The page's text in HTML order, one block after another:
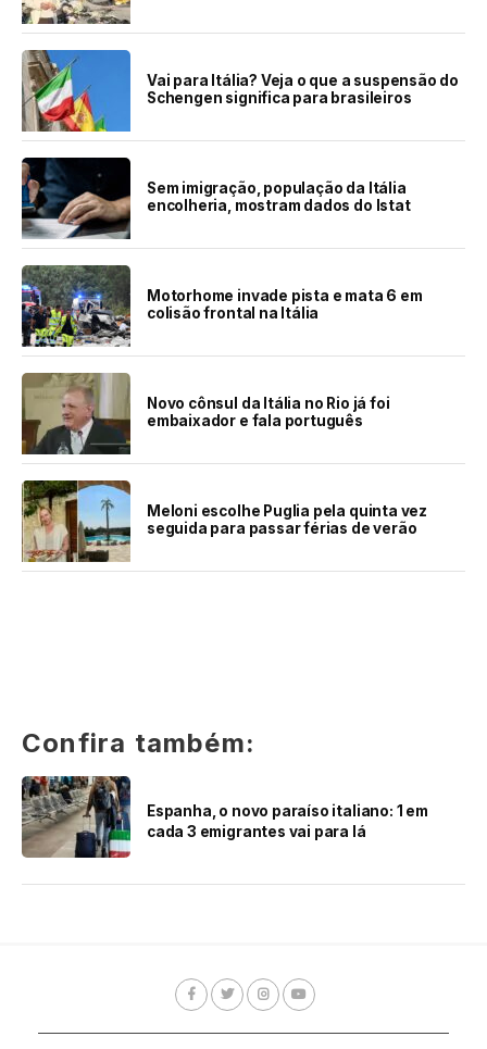
Vai para Itália? Veja o que a suspensão do
Schengen significa para brasileiros
Sem imigração, população da Itália
encolheria, mostram dados do Istat
Motorhome invade pista e mata 6 em
colisão frontal na Itália
Novo cônsul da Itália no Rio já foi
embaixador e fala português
Meloni escolhe Puglia pela quinta vez
seguida para passar férias de verão
Confira também:
Espanha, o novo paraíso italiano: 1 em
cada 3 emigrantes vai para lá